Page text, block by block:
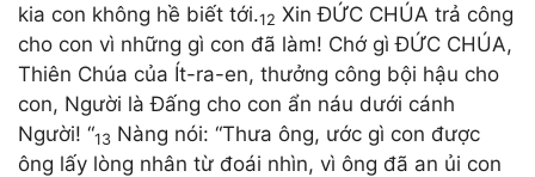
kia con không hề biết tới.12 Xin ĐỨC CHÚA trả công
cho con vì những gì con đã làm! Chớ gì ĐỨC CHÚA,
Thiên Chúa của Ít-ra-en, thưởng công bội hậu cho
con, Người là Đấng cho con ẩn náu dưới cánh
Người! “13 Nàng nói: “Thưa ông, ước gì con được
ông lấy lòng nhân từ đoái nhìn, vì ông đã an ủi con